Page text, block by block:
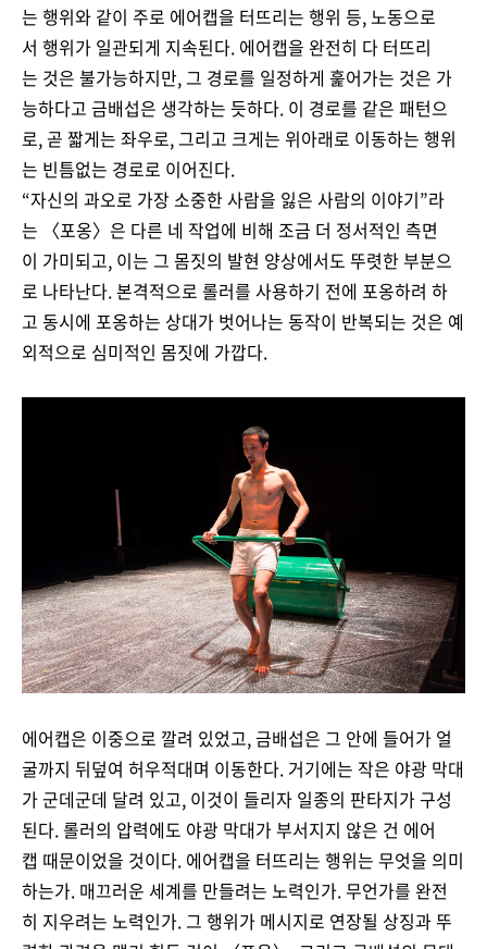
는 행위와 같이 주로 에어캡을 터뜨리는 행위 등, 노동으로
서 행위가 일관되게 지속된다. 에어캡을 완전히 다 터뜨리
는 것은 불가능하지만, 그 경로를 일정하게 훑어가는 것은 가
능하다고 금배섭은 생각하는 듯하다. 이 경로를 같은 패턴으
로, 곧 짧게는 좌우로, 그리고 크게는 위아래로 이동하는 행위
는 빈틈없는 경로로 이어진다.
“자신의 과오로 가장 소중한 사람을 잃은 사람의 이야기”라
는 〈포옹〉은 다른 네 작업에 비해 조금 더 정서적인 측면
이 가미되고, 이는 그 몸짓의 발현 양상에서도 뚜렷한 부분으
로 나타난다. 본격적으로 롤러를 사용하기 전에 포옹하려 하
고 동시에 포옹하는 상대가 벗어나는 동작이 반복되는 것은 예
외적으로 심미적인 몸짓에 가깝다.
에어캡은 이중으로 깔려 있었고, 금배섭은 그 안에 들어가 얼
굴까지 뒤덮여 허우적대며 이동한다. 거기에는 작은 야광 막대
가 군데군데 달려 있고, 이것이 들리자 일종의 판타지가 구성
된다. 롤러의 압력에도 야광 막대가 부서지지 않은 건 에어
캡 때문이었을 것이다. 에어캡을 터뜨리는 행위는 무엇을 의미
하는가. 매끄러운 세계를 만들려는 노력인가. 무언가를 완전
히 지우려는 노력인가. 그 행위가 메시지로 연장될 상징과 뚜